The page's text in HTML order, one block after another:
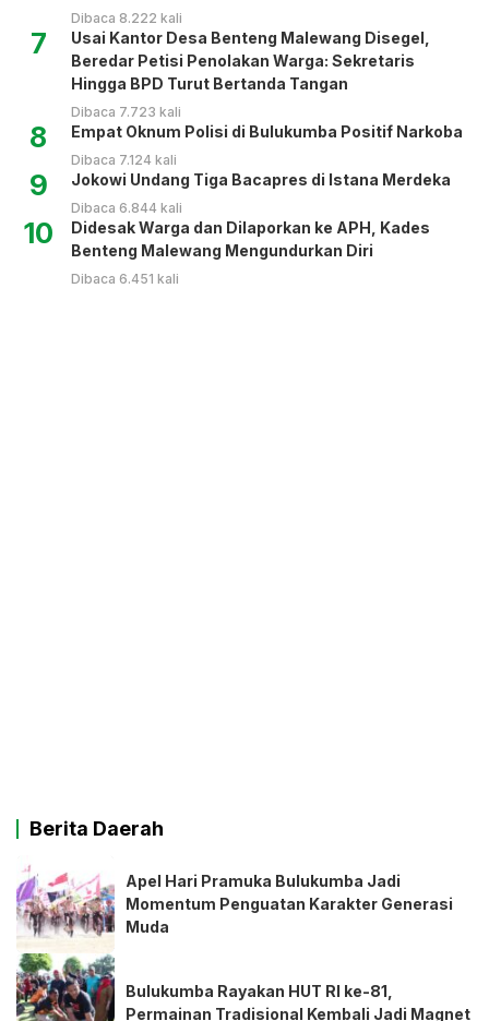
Dibaca 8.222 kali
7
Usai Kantor Desa Benteng Malewang Disegel,
Beredar Petisi Penolakan Warga: Sekretaris
Hingga BPD Turut Bertanda Tangan
Dibaca 7.723 kali
8 Empat Oknum Polisi di Bulukumba Positif Narkoba
Dibaca 7.124 kali
9 Jokowi Undang Tiga Bacapres di Istana Merdeka
Dibaca 6.844 kali
10
Didesak Warga dan Dilaporkan ke APH, Kades
Benteng Malewang Mengundurkan Diri
Dibaca 6.451 kali
Berita Daerah
Apel Hari Pramuka Bulukumba Jadi
Momentum Penguatan Karakter Generasi
Muda
Bulukumba Rayakan HUT RI ke-81,
Permainan Tradisional Kembali Jadi Magnet